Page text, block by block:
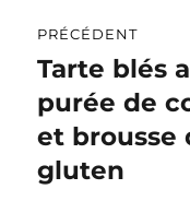
R
A
T
I
V
E
:
de
l’article
PRÉCÉDENT
Publication
précédente :
Tarte blés
purée de
et brousse
gluten